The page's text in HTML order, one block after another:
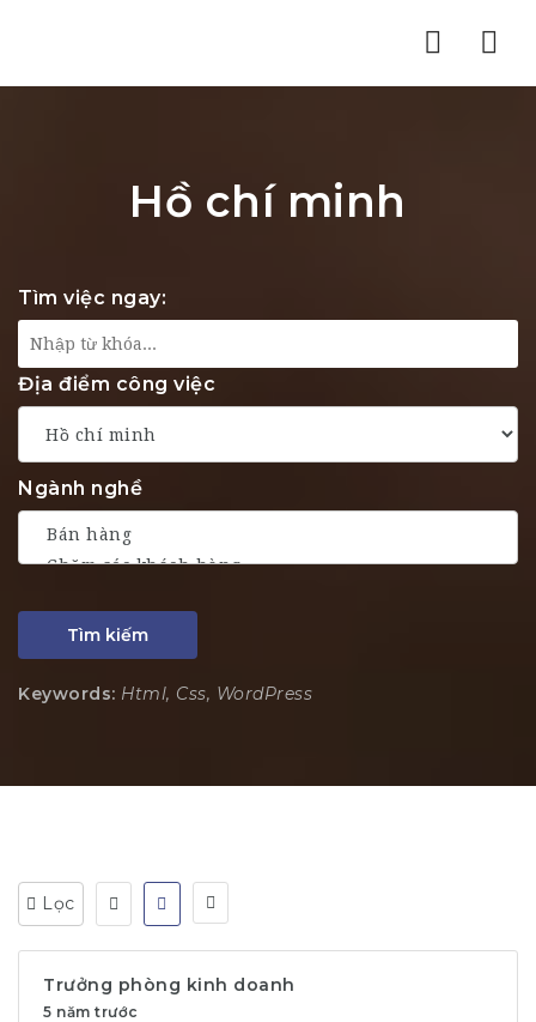
Hồ chí minh
Tìm việc ngay:
Địa điểm công việc
Ngành nghề
Tìm kiếm
Keywords: Html, Css, WordPress
Lọc
Trưởng phòng kinh doanh
5 năm trước